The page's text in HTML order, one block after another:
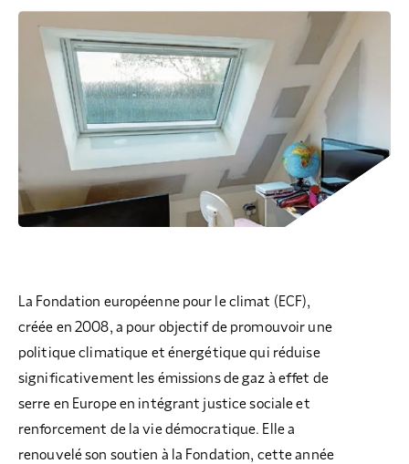
NOS FONDATIONS ABRITÉES
NOS ÉVÉNEMENTS
NOUS REJOINDRE
SOUTENIR L’ENGAGEMENT DES HABITANTS
DÉFENDRE L’ACCÈS AUX DROITS
DONNER LES MOYENS D’AGIR
RAPPORTS SUR L’ÉTAT DU MAL-LOGEMENT
FAIRE UN DON IFI
PARTENARIATS ENTREPRISES
RÉDUCTIONS FISCALES
La Fondation européenne pour le climat (ECF),
créée en 2008, a pour objectif de promouvoir une
politique climatique et énergétique qui réduise
significativement les émissions de gaz à effet de
serre en Europe en intégrant justice sociale et
renforcement de la vie démocratique. Elle a
renouvelé son soutien à la Fondation, cette année